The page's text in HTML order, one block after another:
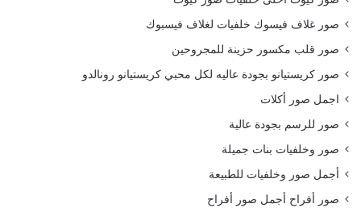
صور غلاف فيسوك خلفيات لغلاف فيسبوك
صور قلب مكسور حزينة للمجروحين
صور كريستيانو بجودة عاليه لكل محبي كريستيانو رونالدو
اجمل صور أكلات
صور للرسم بجودة عالية
صور وخلفيات بنات جميلة
أجمل صور وخلفيات للطبيعة
صور أفراح أجمل صور أفراح